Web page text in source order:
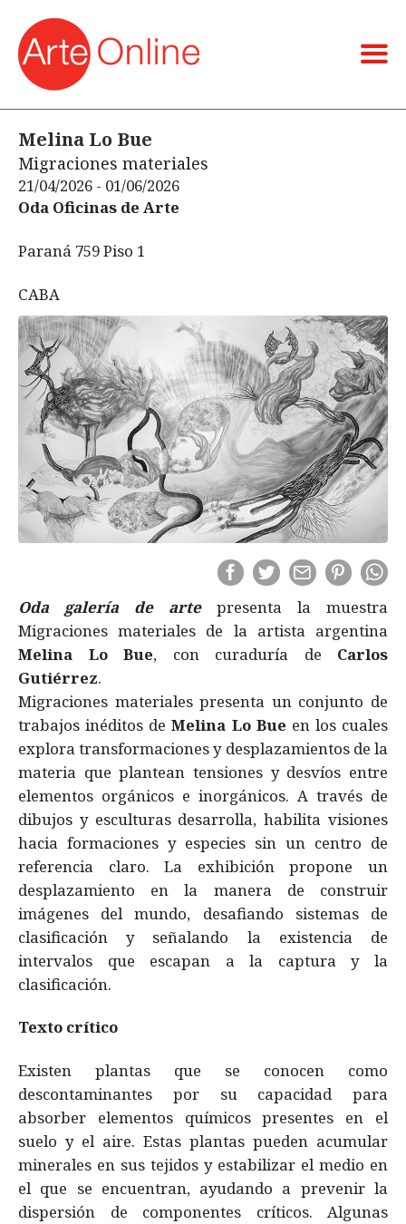
Melina Lo Bue
Migraciones materiales
21/04/2026 - 01/06/2026
Oda Oficinas de Arte
Paraná 759 Piso 1
CABA
Oda galería de artepresenta la muestra
Migraciones materiales de la artista argentina
Melina Lo Bue, con curaduría de Carlos
Gutiérrez.
Migraciones materiales presenta un conjunto de
trabajos inéditos de Melina Lo Bue en los cuales
explora transformaciones y desplazamientos de la
materia que plantean tensiones y desvíos entre
elementos orgánicos e inorgánicos. A través de
dibujos y esculturas desarrolla, habilita visiones
hacia formaciones y especies sin un centro de
referencia claro. La exhibición propone un
desplazamiento en la manera de construir
imágenes del mundo, desafiando sistemas de
clasificación y señalando la existencia de
intervalos que escapan a la captura y la
clasificación.
Texto crítico
Existen plantas que se conocen como
descontaminantes por su capacidad para
absorber elementos químicos presentes en el
suelo y el aire. Estas plantas pueden acumular
minerales en sus tejidos y estabilizar el medio en
el que se encuentran, ayudando a prevenir la
dispersión de componentes críticos. Algunas